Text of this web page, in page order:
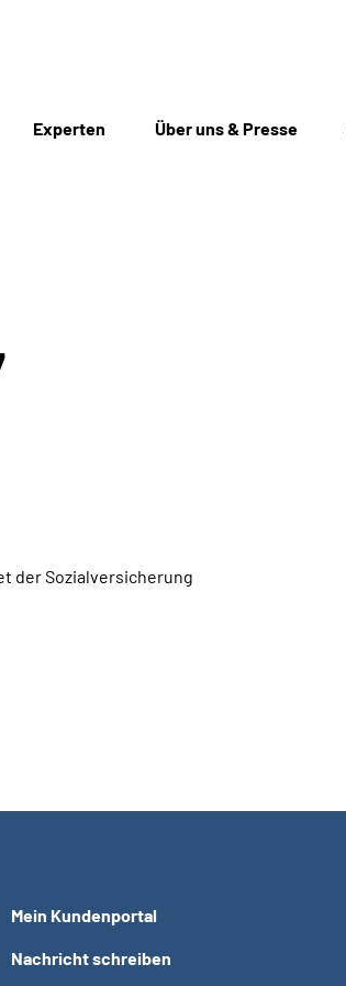
Experten Über uns & Presse
der Sozialversicherung
Mein Kundenportal
Nachricht schreiben